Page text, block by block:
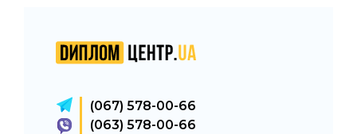
(067) 578-00-66
(063) 578-00-66